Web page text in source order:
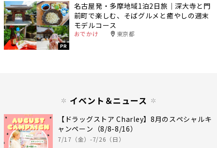
PR
名古屋発・多摩地域1泊2日旅｜深大寺と門
前町で楽しむ、そばグルメと癒やしの週末
モデルコース
おでかけ 東京都
イベント＆ニュース
【ドラッグストア Charley】8月のスペシャルキ
ャンペーン（8/8-8/16）
7/17（金）-7/26（日）